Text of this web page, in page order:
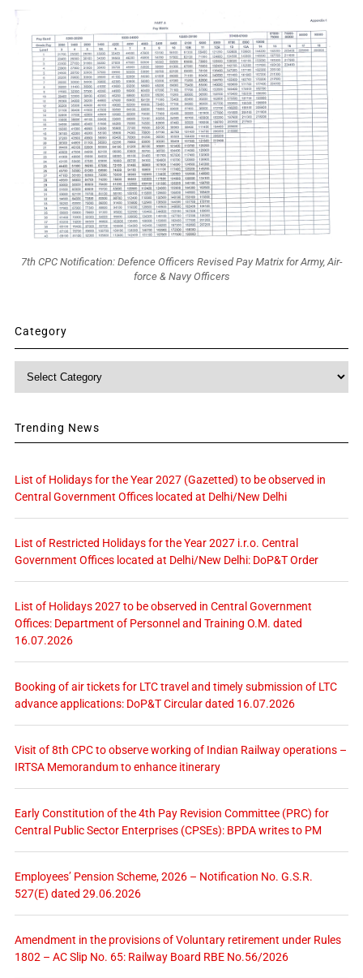
7th CPC Notification: Defence Officers Revised Pay Matrix for Army, Air-
force & Navy Officers
Category
Trending News
List of Holidays for the Year 2027 (Gazetted) to be observed in
Central Government Offices located at Delhi/New Delhi
List of Restricted Holidays for the Year 2027 i.r.o. Central
Government Offices located at Delhi/New Delhi: DoP&T Order
List of Holidays 2027 to be observed in Central Government
Offices: Department of Personnel and Training O.M. dated
16.07.2026
Booking of air tickets for LTC travel and timely submission of LTC
advance applications: DoP&T Circular dated 16.07.2026
Visit of 8th CPC to observe working of Indian Railway operations –
IRTSA Memorandum to enhance itinerary
Early Constitution of the 4th Pay Revision Committee (PRC) for
Central Public Sector Enterprises (CPSEs): BPDA writes to PM
Employees’ Pension Scheme, 2026 – Notification No. G.S.R.
527(E) dated 29.06.2026
Amendment in the provisions of Voluntary retirement under Rules
1802 – AC Slip No. 65: Railway Board RBE No.56/2026